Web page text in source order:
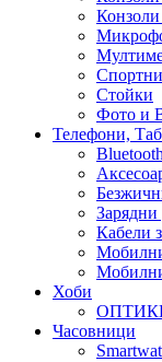
Стойки
Фото и
Телефони,
Зарядни
Кабели
Хоби
Часовници